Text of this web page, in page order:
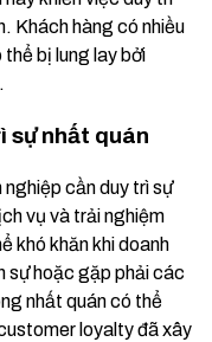
Khách hàng có nhiều
thể bị lung lay bởi
sự nhất quán
cần duy trì sự
vụ và trải nghiệm
khó khăn khi doanh
sự hoặc gặp phải các
nhất quán có thể
loyalty đã xây